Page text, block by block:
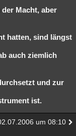
Macht, aber
hatten, sind längst
auch ziemlich
und zur
ist.
um 08:10